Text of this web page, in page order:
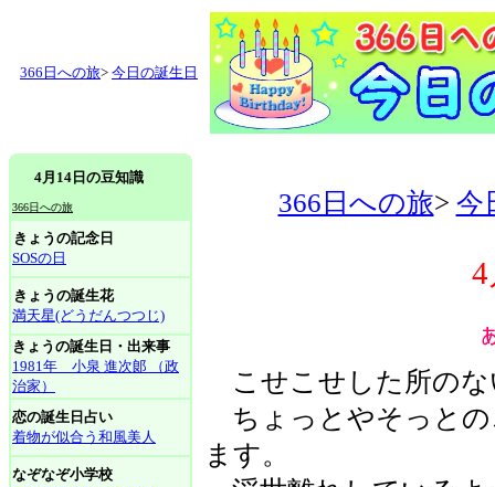
366日への旅> 今日の誕生日
4月14日の豆知識
366日への旅
きょうの記念日
SOSの日
きょうの誕生花
満天星(どうだんつつじ)
きょうの誕生日・出来事
1981年 小泉 進次郞 （政
治家）
恋の誕生日占い
着物が似合う和風美人
なぞなぞ小学校
366日への旅> 今
こせこせした所のな
ちょっとやそっとの
ます。